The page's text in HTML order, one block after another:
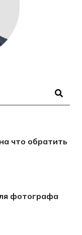
что обратить
фотографа